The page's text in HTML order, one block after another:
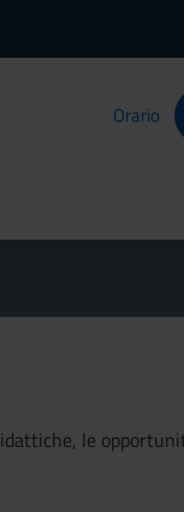
Orario
le